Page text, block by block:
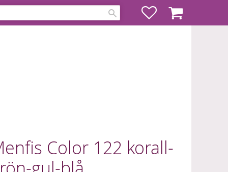
FavoriterKundvagn
Color 122 korall-